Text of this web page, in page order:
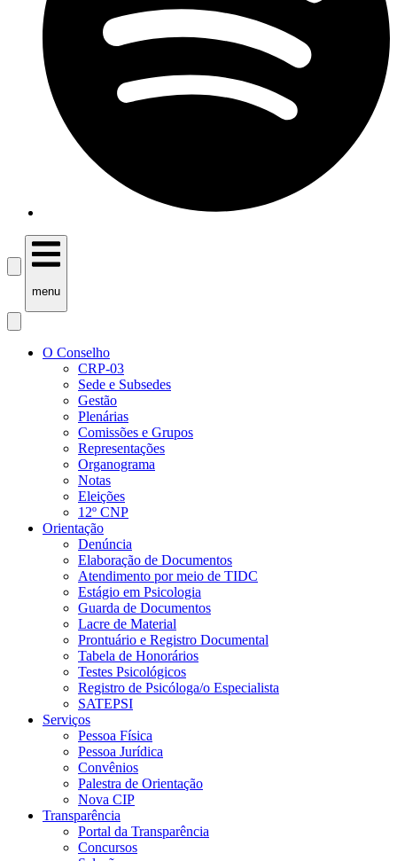
menu
O Conselho
CRP-03
Sede e Subsedes
Gestão
Plenárias
Comissões e Grupos
Representações
Organograma
Notas
Eleições
12º CNP
Orientação
Denúncia
Elaboração de Documentos
Atendimento por meio de TIDC
Estágio em Psicologia
Guarda de Documentos
Lacre de Material
Prontuário e Registro Documental
Tabela de Honorários
Testes Psicológicos
Registro de Psicóloga/o Especialista
SATEPSI
Serviços
Pessoa Física
Pessoa Jurídica
Convênios
Palestra de Orientação
Nova CIP
Transparência
Portal da Transparência
Concursos